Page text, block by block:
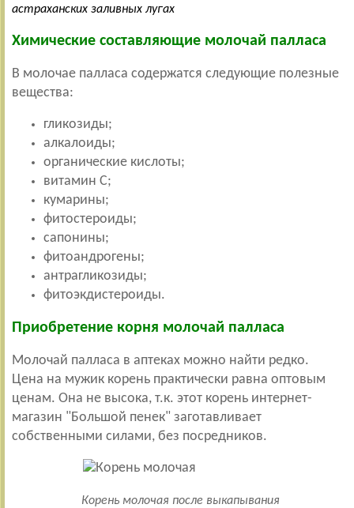
астраханских заливных лугах
Химические составляющие молочай палласа
В молочае палласа содержатся следующие полезные
вещества:
гликозиды;
алкалоиды;
органические кислоты;
витамин С;
кумарины;
фитостероиды;
сапонины;
фитоандрогены;
антрагликозиды;
фитоэкдистероиды.
Приобретение корня молочай палласа
Молочай палласа в аптеках можно найти редко.
Цена на мужик корень практически равна оптовым
ценам. Она не высока, т.к. этот корень интернет-
магазин "Большой пенек" заготавливает
собственными силами, без посредников.
Корень молочая после выкапывания